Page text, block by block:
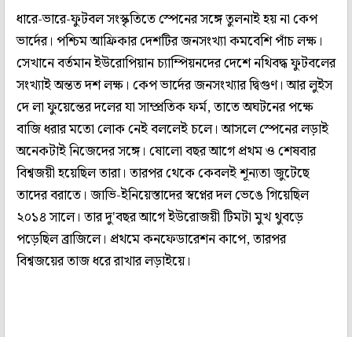
ধারে-ভারে-ফুটবল সংস্কৃতিতে স্পেনের সঙ্গে তুলনাই হয় না কেপ
ভার্দের। পশ্চিম আফ্রিকার দেশটির জনসংখ্যা কমবেশি পাঁচ লক্ষ।
সেখানে বর্তমান ইউরোপিয়ান চ্যাম্পিয়নদের দেশে নথিবদ্ধ ফুটবলের
সংখ্যাই অন্তত দশ লক্ষ। কেপ ভার্দের জনসংখ্যার দ্বিগুণ। আর লুইস
দে লা ফুয়েন্তের দলের যা সাম্প্রতিক ফর্ম, তাতে অঘটনের পক্ষে
বাজি ধরার মতো লোক নেই বললেই চলে। আসলে স্পেনের লড়াই
অনেকটাই নিজেদের সঙ্গে। ষোলো বছর আগে প্রথম ও শেষবার
বিশ্বজয়ী হয়েছিল তারা। তারপর থেকে কেবলই শূন্যতা জুটেছে
তাদের বরাতে। জাভি-ইনিয়েস্তাদের স্বপ্নের দল ভেঙে গিয়েছিল
২০১৪ সালে। তার দু'বছর আগে ইউরোজয়ী টিমটা মুখ থুবড়ে
পড়েছিল ব্রাজিলে। প্রথমে কনফেডারেশন কাপে, তারপর
বিশ্বজয়ের তাজ ধরে রাখার লড়াইয়ে।